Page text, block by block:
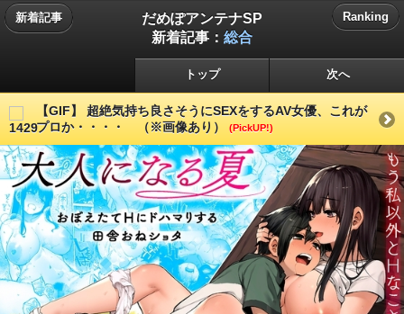
新着記事
だめぽアンテナSP
新着記事： 総合
Ranking
トップ 次へ
【GIF】 超絶気持ち良さそうにSEXをするAV女優、これが
プロか・・・・ （※画像あり）
(PickUP!)